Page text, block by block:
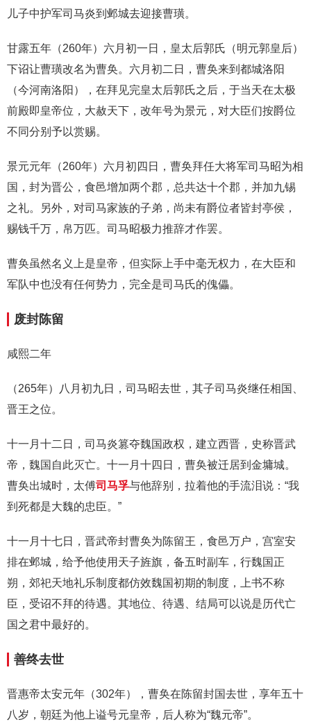
儿子中护军司马炎到邺城去迎接曹璜。
甘露五年（260年）六月初一日，皇太后郭氏（明元郭皇后）
下诏让曹璜改名为曹奂。六月初二日，曹奂来到都城洛阳
（今河南洛阳），在拜见完皇太后郭氏之后，于当天在太极
前殿即皇帝位，大赦天下，改年号为景元，对大臣们按爵位
不同分别予以赏赐。
景元元年（260年）六月初四日，曹奂拜任大将军司马昭为相
国，封为晋公，食邑增加两个郡，总共达十个郡，并加九锡
之礼。另外，对司马家族的子弟，尚未有爵位者皆封亭侯，
赐钱千万，帛万匹。司马昭极力推辞才作罢。
曹奂虽然名义上是皇帝，但实际上手中毫无权力，在大臣和
军队中也没有任何势力，完全是司马氏的傀儡。
废封陈留
咸熙二年
（265年）八月初九日，司马昭去世，其子司马炎继任相国、
晋王之位。
十一月十二日，司马炎篡夺魏国政权，建立西晋，史称晋武
帝，魏国自此灭亡。十一月十四日，曹奂被迁居到金墉城。
曹奂出城时，太傅司马孚与他辞别，拉着他的手流泪说：“我
到死都是大魏的忠臣。”
十一月十七日，晋武帝封曹奂为陈留王，食邑万户，宫室安
排在邺城，给予他使用天子旌旗，备五时副车，行魏国正
朔，郊祀天地礼乐制度都仿效魏国初期的制度，上书不称
臣，受诏不拜的待遇。其地位、待遇、结局可以说是历代亡
国之君中最好的。
善终去世
晋惠帝太安元年（302年），曹奂在陈留封国去世，享年五十
八岁，朝廷为他上谥号元皇帝，后人称为“魏元帝”。